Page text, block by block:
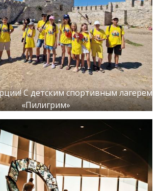
С детским спортивным лагерем
«Пилигрим»